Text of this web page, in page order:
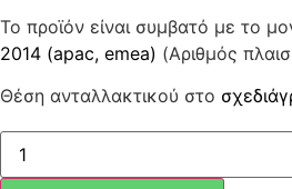
Το προϊόν είναι συμβατό με το
2014 (apac, emea) (Αριθμός
Θέση ανταλλακτικού στο
Καπάκι
μειωτήρα
ποσότητα